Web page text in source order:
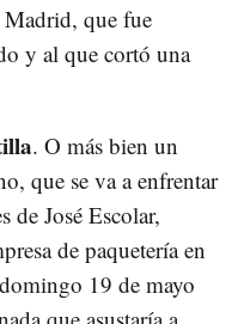
Madrid, que fue
y al que cortó una
. O más bien un
que se va a enfrentar
de José Escolar,
de paquetería en
19 de mayo